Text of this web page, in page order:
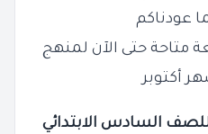
عودناكم
متاحة حتى الآن لمنهج
أكتوبر
للصف السادس الابتدائي